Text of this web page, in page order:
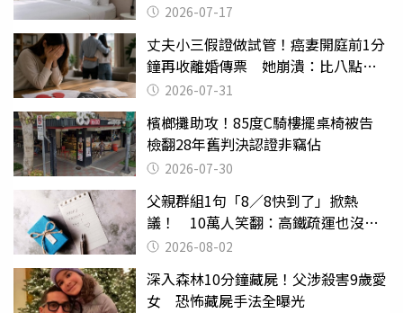
2026-07-17
丈夫小三假證做試管！癌妻開庭前1分
鐘再收離婚傳票 她崩潰：比八點檔
還扯2026-07-31
檳榔攤助攻！85度C騎樓擺桌椅被告
檢翻28年舊判決認證非竊佔
2026-07-30
父親群組1句「8／8快到了」掀熱
議！ 10萬人笑翻：高鐵疏運也沒列
父親節
2026-08-02
深入森林10分鐘藏屍！父涉殺害9歲愛
女 恐怖藏屍手法全曝光